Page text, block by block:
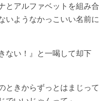
とアルファベットを組み合
いようなかっこいい名前に
ない！』と一喝して却下
ときからずっとはまじって